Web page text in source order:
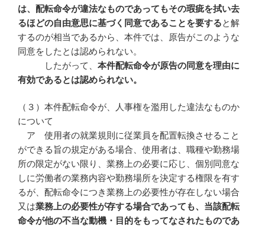
は、配転命令が違法なものであってもその瑕疵を拭い去
るほどの自由意思に基づく同意であることを要すると解
するのが相当であるから、本件では、原告がこのような
同意をしたとは認められない。
したがって、 本件配転命令が原告の同意を理由に
有効であるとは認められない。
（３）本件配転命令が、人事権を濫用した違法なものか
について
ア 使用者の就業規則に従業員を配置転換させること
ができる旨の規定がある場合、使用者は、職種や勤務場
所の限定がない限り、業務上の必要に応じ、個別同意な
しに労働者の業務内容や勤務場所を決定する権限を有す
るが、配転命令につき業務上の必要性が存在しない場合
又は業務上の必要性が存する場合であっても、当該配転
命令が他の不当な動機・目的をもってなされたものであ